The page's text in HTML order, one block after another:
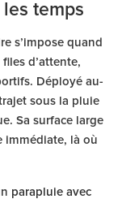
temps
s’impose quand
d’attente,
Déployé au-
sous la pluie
Sa surface large
immédiate, là où
parapluie avec